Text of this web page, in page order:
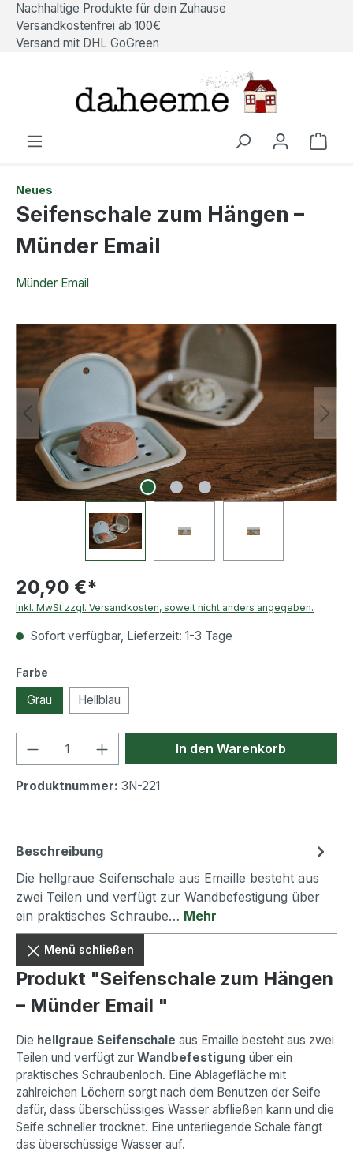
springen
Nachhaltige Produkte für dein Zuhause
Versandkostenfrei ab 100€
Versand mit DHL GoGreen
Neues
Seifenschale zum Hängen –
Münder Email
Münder Email
Bildergalerie überspringen
20,90 €*
Inkl. MwSt zzgl. Versandkosten, soweit nicht anders angegeben.
Sofort verfügbar, Lieferzeit: 1-3 Tage
Farbe
Grau Hellblau
Produkt Anzahl: Gib denIn den Warenkorb
Produktnummer: 3N-221
Beschreibung
Die hellgraue Seifenschale aus Emaille besteht aus
zwei Teilen und verfügt zur Wandbefestigung über
ein praktisches Schraube… Mehr
Menü schließen
Produkt "Seifenschale zum Hängen
– Münder Email "
Die hellgraue Seifenschale aus Emaille besteht aus zwei
Teilen und verfügt zur Wandbefestigung über ein
praktisches Schraubenloch. Eine Ablagefläche mit
zahlreichen Löchern sorgt nach dem Benutzen der Seife
dafür, dass überschüssiges Wasser abfließen kann und die
Seife schneller trocknet. Eine unterliegende Schale fängt
das überschüssige Wasser auf.